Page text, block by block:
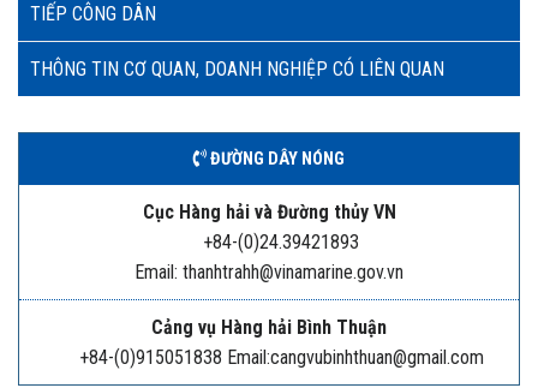
TIẾP CÔNG DÂN
THÔNG TIN CƠ QUAN, DOANH NGHIỆP CÓ LIÊN QUAN
ĐƯỜNG DÂY NÓNG
Cục Hàng hải và Đường thủy VN
+84-(0)24.39421893
Email: thanhtrahh@vinamarine.gov.vn
Cảng vụ Hàng hải Bình Thuận
+84-(0)915051838 Email:cangvubinhthuan@gmail.com